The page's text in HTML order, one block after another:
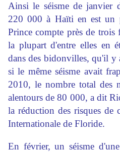
Ainsi le séisme de janvier
220 000 à Haïti en est un
Prince compte près de trois
la plupart d'entre elles en
dans des bidonvilles, qu'il y
si le même séisme avait
2010, le nombre total des
alentours de 80 000, a dit
la réduction des risques de
Internationale de Floride.
En février, un séisme